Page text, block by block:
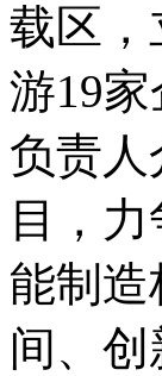
载区，
游19
负责人
目，
能制
间、